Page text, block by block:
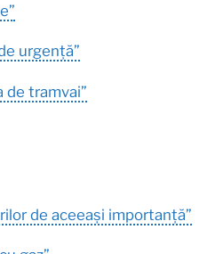
urgență”
de tramvai”
de aceeași importanță”